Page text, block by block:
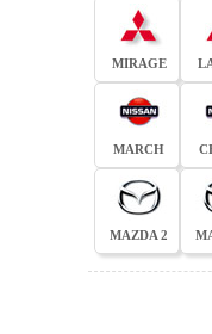
MIRAGE
MARCH
MAZDA 2